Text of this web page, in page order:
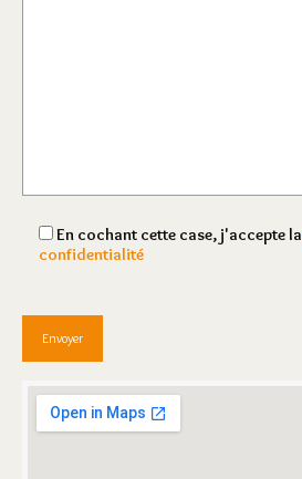
En cochant cette case, j'accepte la
confidentialité